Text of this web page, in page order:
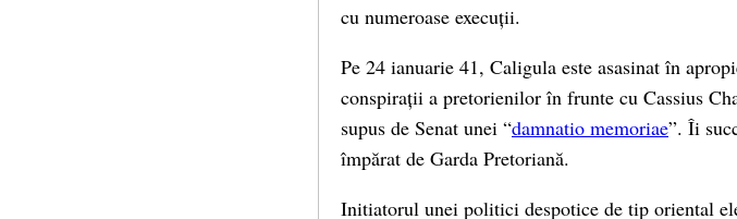
cu numeroase execuții.
Pe 24 ianuarie 41, Caligula este asasinat în
conspirații a pretorienilor în frunte cu Cassius
supus de Senat unei “damnatio memoriae”. Îi
împărat de Garda Pretoriană.
Initiatorul unei politici despotice de tip oriental